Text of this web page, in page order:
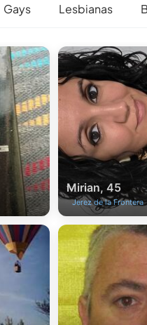
Gays Lesbianas
Mirian, 45
Jerez de la Frontera